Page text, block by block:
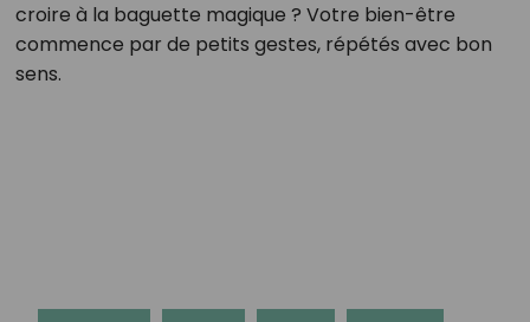
croire à la baguette magique ? Votre bien-être
commence par de petits gestes, répétés avec bon
sens.